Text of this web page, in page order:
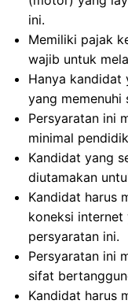
ini.
Memiliki pajak
wajib untuk
Hanya kandidat
yang memenuhi
Persyaratan ini
minimal
Kandidat yang
diutamakan
Kandidat harus
koneksi internet
persyaratan ini.
Persyaratan ini
sifat
Kandidat harus